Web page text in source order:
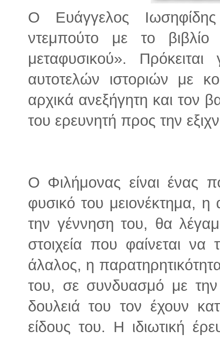
Ο Ευάγγελος
ντεμπούτο με το
μεταφυσικού».
αυτοτελών ιστοριών με
αρχικά ανεξήγητη και τον
του ερευνητή προς την
Ο Φιλήμονας είναι ένας
φυσικό του μειονέκτημα, η
την γέννηση του, θα
στοιχεία που φαίνεται
άλαλος, η
του, σε συνδυασμό με την
δουλειά του τον έχουν
είδους του. Η ιδιωτική